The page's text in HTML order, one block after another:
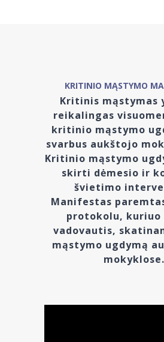
KRITINIO MĄSTYMO
Kritinis mąstymas
reikalingas
kritinio mąstymo
svarbus aukštojo
Kritinio mąstymo
skirti dėmesio ir
švietimo
Manifestas
protokolu, kuriuo
vadovautis,
mąstymo ugdymą
mokyklose.